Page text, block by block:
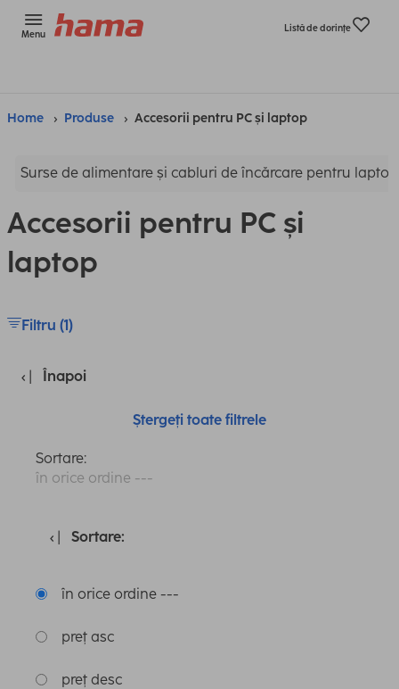
Menu
Listă de dorinţe
Home Produse Accesorii pentru PC și laptop
Surse de alimentare și cabluri de încărcare pentru
Accesorii pentru PC și
laptop
Filtru (1)
Înapoi
Ștergeți toate filtrele
Sortare:
în orice ordine ---
Sortare:
în orice ordine ---
preț asc
preț desc